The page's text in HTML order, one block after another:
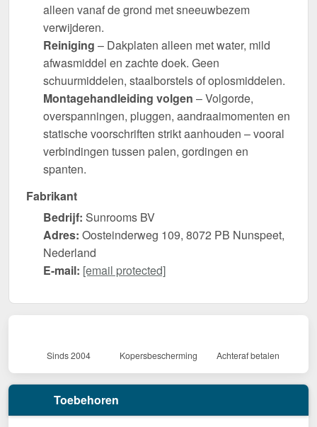
alleen vanaf de grond met sneeuwbezem
verwijderen.
Reiniging – Dakplaten alleen met water, mild
afwasmiddel en zachte doek. Geen
schuurmiddelen, staalborstels of oplosmiddelen.
Montagehandleiding volgen – Volgorde,
overspanningen, pluggen, aandraaimomenten en
statische voorschriften strikt aanhouden – vooral
verbindingen tussen palen, gordingen en
spanten.
Fabrikant
Bedrijf: Sunrooms BV
Adres: Oosteinderweg 109, 8072 PB Nunspeet,
Nederland
E-mail: [email protected]
Sinds 2004 Kopersbescherming Achteraf betalen
Toebehoren